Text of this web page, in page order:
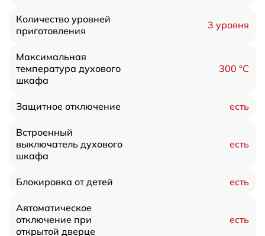
Количество уровней
приготовления
3 уровня
Максимальная
температура духового
шкафа
300 °С
Защитное отключение есть
Встроенный
выключатель духового
шкафа
есть
Блокировка от детей есть
Автоматическое
отключение при
открытой дверце
есть